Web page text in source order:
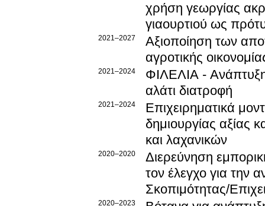
χρήση γεωργίας
γιαουρτιού ως
2021–2027
Αξιοποίηση των
αγροτικής
2021–2024
ΦΙΛΕΛΙΑ -
αλάτι διατροφή
2021–2024
Επιχειρηματικά
δημιουργίας αξίας
και λαχανικών
2020–2020
Διερεύνηση
τον έλεγχο για την
Σκοπιμότητας/
2020–2023